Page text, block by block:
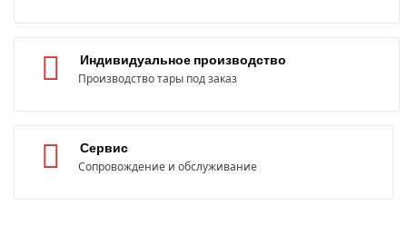
Индивидуальное производство
Производство тары под заказ
Сервис
Сопровождение и обслуживание